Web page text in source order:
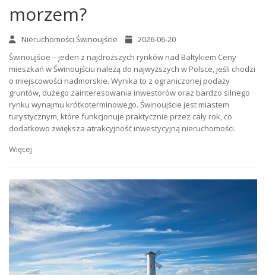
morzem?
Nieruchomości Świnoujście
2026-06-20
Świnoujście – jeden z najdroższych rynków nad Bałtykiem Ceny
mieszkań w Świnoujściu należą do najwyższych w Polsce, jeśli chodzi
o miejscowości nadmorskie. Wynika to z ograniczonej podaży
gruntów, dużego zainteresowania inwestorów oraz bardzo silnego
rynku wynajmu krótkoterminowego. Świnoujście jest miastem
turystycznym, które funkcjonuje praktycznie przez cały rok, co
dodatkowo zwiększa atrakcyjność inwestycyjną nieruchomości.
Więcej